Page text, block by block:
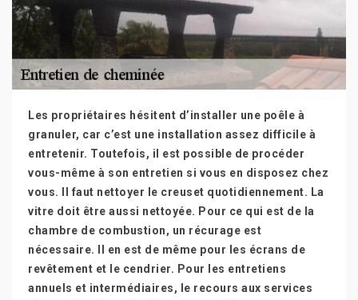
Les propriétaires hésitent d’installer une poêle à
granuler, car c’est une installation assez difficile à
entretenir. Toutefois, il est possible de procéder
vous-même à son entretien si vous en disposez chez
vous. Il faut nettoyer le creuset quotidiennement. La
vitre doit être aussi nettoyée. Pour ce qui est de la
chambre de combustion, un récurage est
nécessaire. Il en est de même pour les écrans de
revêtement et le cendrier. Pour les entretiens
annuels et intermédiaires, le recours aux services